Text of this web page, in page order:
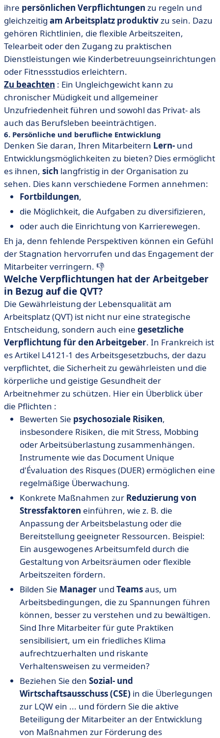
ihre persönlichen Verpflichtungen zu regeln und
gleichzeitig am Arbeitsplatz produktivzu sein. Dazu
gehören Richtlinien, die flexible Arbeitszeiten,
Telearbeit oder den Zugang zu praktischen
Dienstleistungen wie Kinderbetreuungseinrichtungen
oder Fitnessstudios erleichtern.
Zu beachten : Ein Ungleichgewicht kann zu
chronischer Müdigkeit und allgemeiner
Unzufriedenheit führen und sowohl das Privat- als
auch das Berufsleben beeinträchtigen.
6. Persönliche und berufliche Entwicklung
Denken Sie daran, Ihren Mitarbeitern Lern- und
Entwicklungsmöglichkeiten zu bieten? Dies ermöglicht
es ihnen, sich langfristig in der Organisation zu
sehen. Dies kann verschiedene Formen annehmen:
Fortbildungen,
die Möglichkeit, die Aufgaben zu diversifizieren,
oder auch die Einrichtung von Karrierewegen.
Eh ja, denn fehlende Perspektiven können ein Gefühl
der Stagnation hervorrufen und das Engagement der
Mitarbeiter verringern. 👎
Welche Verpflichtungen hat der Arbeitgeber
in Bezug auf die QVT?
Die Gewährleistung der Lebensqualität am
Arbeitsplatz (QVT) ist nicht nur eine strategische
Entscheidung, sondern auch eine gesetzliche
Verpflichtung für den Arbeitgeber. In Frankreich ist
es Artikel L4121-1 des Arbeitsgesetzbuchs, der dazu
verpflichtet, die Sicherheit zu gewährleisten und die
körperliche und geistige Gesundheit der
Arbeitnehmer zu schützen. Hier ein Überblick über
die Pflichten :
Bewerten Sie psychosoziale Risiken,
insbesondere Risiken, die mit Stress, Mobbing
oder Arbeitsüberlastung zusammenhängen.
Instrumente wie das Document Unique
d'Évaluation des Risques (DUER) ermöglichen eine
regelmäßige Überwachung.
Konkrete Maßnahmen zur Reduzierung von
Stressfaktoren einführen, wie z. B. die
Anpassung der Arbeitsbelastung oder die
Bereitstellung geeigneter Ressourcen. Beispiel:
Ein ausgewogenes Arbeitsumfeld durch die
Gestaltung von Arbeitsräumen oder flexible
Arbeitszeiten fördern.
Bilden Sie Manager und Teamsaus, um
Arbeitsbedingungen, die zu Spannungen führen
können, besser zu verstehen und zu bewältigen.
Sind Ihre Mitarbeiter für gute Praktiken
sensibilisiert, um ein friedliches Klima
aufrechtzuerhalten und riskante
Verhaltensweisen zu vermeiden?
Beziehen Sie den Sozial- und
Wirtschaftsausschuss (CSE) in die Überlegungen
zur LQW ein ... und fördern Sie die aktive
Beteiligung der Mitarbeiter an der Entwicklung
von Maßnahmen zur Förderung des